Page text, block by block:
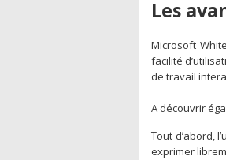
Les
Microsoft
facilité
de travail
A découvrir
Tout d’abord,
exprimer